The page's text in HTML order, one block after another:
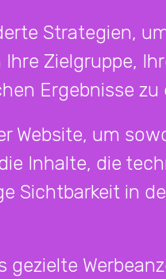
Strategien,
Zielgruppe,
Ergebnisse zu
Website, um
Inhalte, die
Sichtbarkeit in